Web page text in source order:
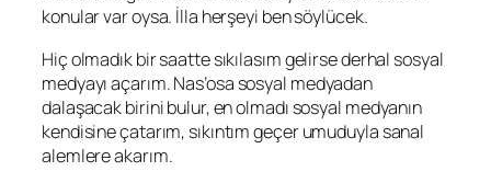
konular var oysa. İlla herşeyi ben söylücek.
Hiç olmadık bir saatte sıkılasım gelirse derhal sosyal
medyayı açarım. Nas’osa sosyal medyadan
dalaşacak birini bulur, en olmadı sosyal medyanın
kendisine çatarım, sıkıntım geçer umuduyla sanal
alemlere akarım.